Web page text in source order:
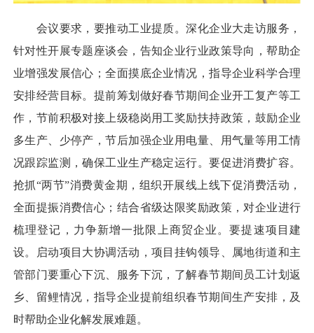
会议要求，要推动工业提质。深化企业大走访服务，
针对性开展专题座谈会，告知企业行业政策导向，帮助企
业增强发展信心；全面摸底企业情况，指导企业科学合理
安排经营目标。提前筹划做好春节期间企业开工复产等工
作，节前积极对接上级稳岗用工奖励扶持政策，鼓励企业
多生产、少停产，节后加强企业用电量、用气量等用工情
况跟踪监测，确保工业生产稳定运行。要促进消费扩容。
抢抓“两节”消费黄金期，组织开展线上线下促消费活动，
全面提振消费信心；结合省级达限奖励政策，对企业进行
梳理登记，力争新增一批限上商贸企业。要提速项目建
设。启动项目大协调活动，项目挂钩领导、属地街道和主
管部门要重心下沉、服务下沉，了解春节期间员工计划返
乡、留鲤情况，指导企业提前组织春节期间生产安排，及
时帮助企业化解发展难题。